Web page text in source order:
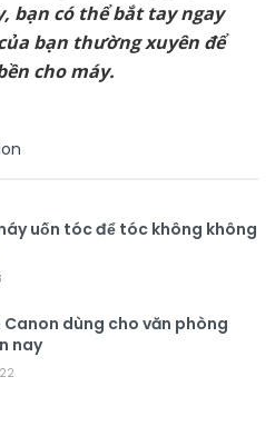
bạn có thể bắt tay ngay
bạn thường xuyên để
cho máy.
uốn tóc để tóc không không
Canon dùng cho văn phòng
nay